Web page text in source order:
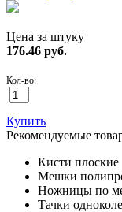
Цена за штуку
176.46 руб.
Кол-во:
Купить
Рекомендуемые
Кисти плоские
Мешки
Ножницы по
Тачки